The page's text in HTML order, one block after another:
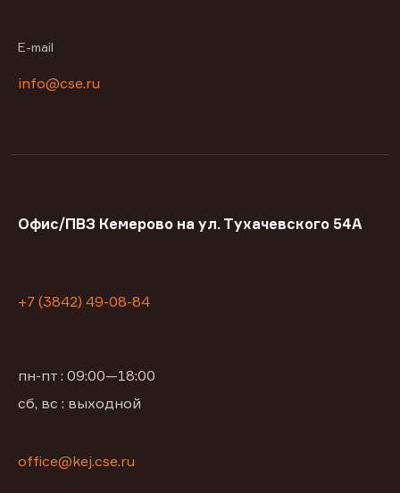
E-mail
info@cse.ru
Офис/ПВЗ Кемерово на ул. Тухачевского 54А
+7 (3842) 49-08-84
пн-пт : 09:00—18:00
сб, вс : выходной
office@kej.cse.ru